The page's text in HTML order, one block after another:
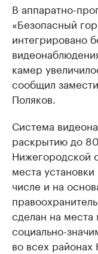
В аппаратно-
«Безопасный
интегрировано
камер
сообщил
Поляков.
Система
раскрытию до
Нижегородской
места
числе и на
сделан на
социально-
во всех